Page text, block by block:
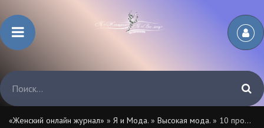
«Женский онлайн журнал» » Я и Мода. » Высокая мода. » 10 продуктов, которые мы храним неправильно - «Красота»